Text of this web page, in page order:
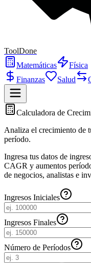
ToolDone
Matemáticas
Física
Finanzas
Salud
Calculadora de
Analiza el crecimiento de
período.
Ingresa tus datos de
CAGR y aumentos
de negocios, analistas e
Ingresos Iniciales
Ingresos Finales
Número de Períodos